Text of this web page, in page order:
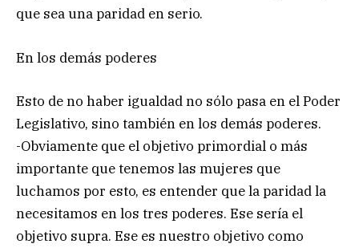
que sea una paridad en serio.
En los demás poderes
Esto de no haber igualdad no sólo pasa en el Poder
Legislativo, sino también en los demás poderes.
-Obviamente que el objetivo primordial o más
importante que tenemos las mujeres que
luchamos por esto, es entender que la paridad la
necesitamos en los tres poderes. Ese sería el
objetivo supra. Ese es nuestro objetivo como